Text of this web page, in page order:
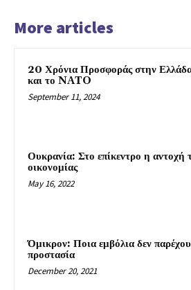
More articles
20 Χρόνια Προσφοράς στην
και το NATO
September 11, 2024
Ουκρανία: Στο επίκεντρο η αντοχή
οικονομίας
May 16, 2022
Όμικρον: Ποια εμβόλια δεν
προστασία
December 20, 2021